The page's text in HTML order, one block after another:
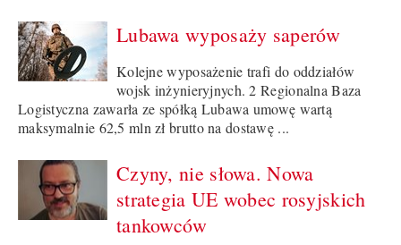
Lubawa wyposaży saperów
Kolejne wyposażenie trafi do oddziałów
wojsk inżynieryjnych. 2 Regionalna Baza
Logistyczna zawarła ze spółką Lubawa umowę wartą
maksymalnie 62,5 mln zł brutto na dostawę ...
Czyny, nie słowa. Nowa
strategia UE wobec rosyjskich
tankowców